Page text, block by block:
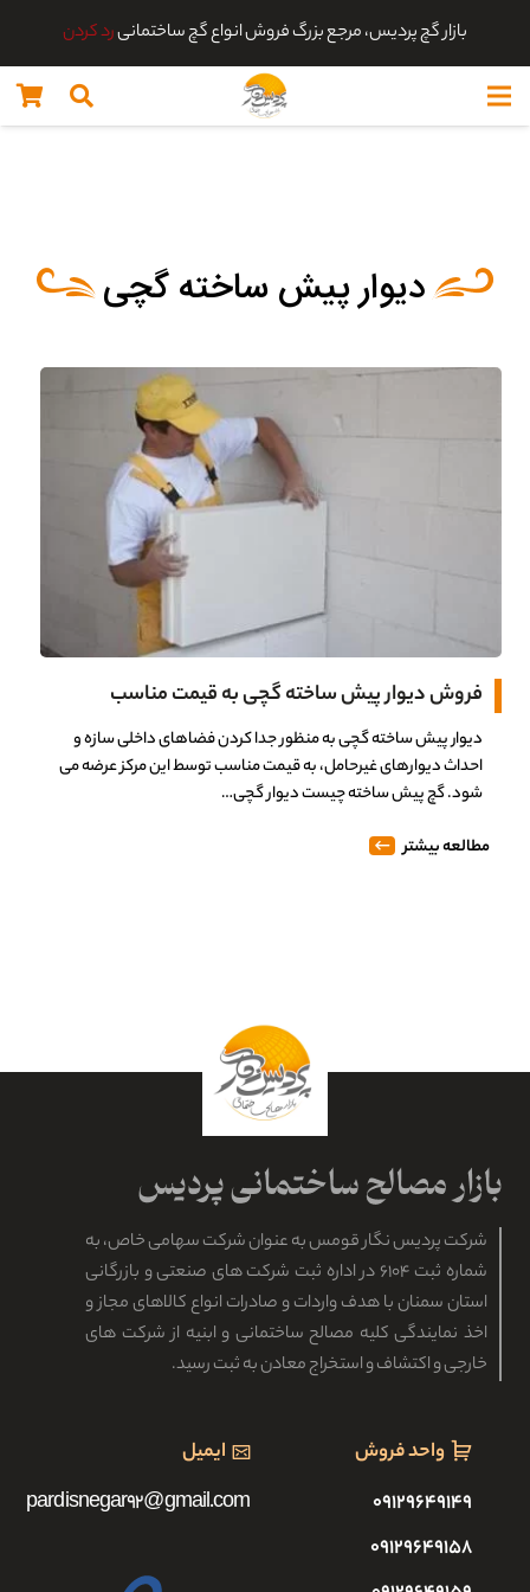
بازار گچ پردیس، مرجع بزرگ فروش انواع گچ ساختمانیرد کردن
دیوار پیش ساخته گچی
فروش دیوار پیش ساخته گچی به قیمت مناسب
دیوار پیش ساخته گچی به منظور جدا کردن فضاهای داخلی سازه و
احداث دیوارهای غیرحامل، به قیمت مناسب توسط این مرکز عرضه می
شود. گچ پیش ساخته چیست دیوار گچی…
مطالعه بیشتر
شرکت پردیس نگار قومس به عنوان شرکت سهامی خاص، به
شماره ثبت ۶۱۰۴ در اداره ثبت شرکت های صنعتی و بازرگانی
استان سمنان با هدف واردات و صادرات انواع کالاهای مجاز و
اخذ نمایندگی کلیه مصالح ساختمانی و ابنیه از شرکت های
خارجی و اکتشاف و استخراج معادن به ثبت رسید.
واحد فروش
۰۹۱۲۹۶۴۹۱۴۹
۰۹۱۲۹۶۴۹۱۵۸
ایمیل
pardisnegar92@gmail.com